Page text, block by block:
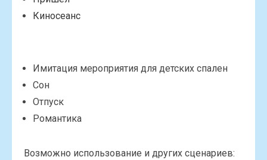
Киносеанс
Имитация мероприятия для детских спален
Сон
Отпуск
Романтика
Возможно использование и других сценариев: